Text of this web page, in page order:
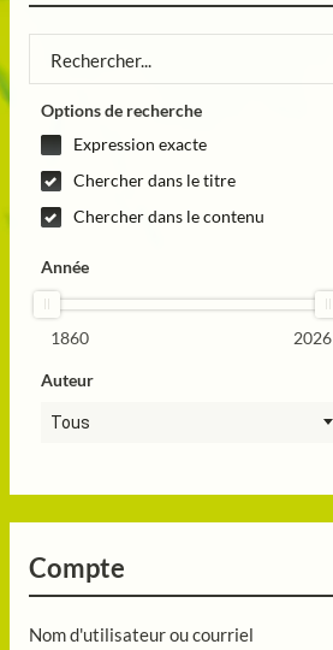
Options de recherche
Expression exacte
Chercher dans le titre
Chercher dans le contenu
Année
1860 2026
Auteur
Tous
Compte
Nom d'utilisateur ou courriel